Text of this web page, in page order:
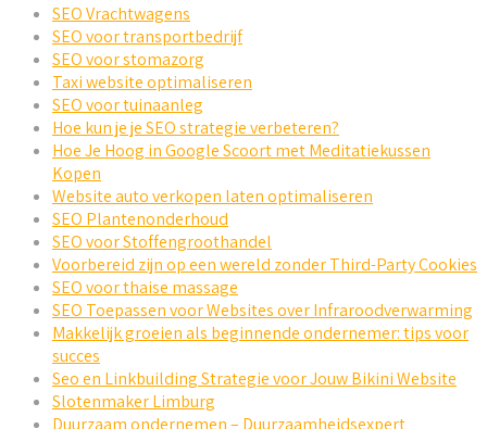
SEO Vrachtwagens
SEO voor transportbedrijf
SEO voor stomazorg
Taxi website optimaliseren
SEO voor tuinaanleg
Hoe kun je je SEO strategie verbeteren?
Hoe Je Hoog in Google Scoort met Meditatiekussen
Kopen
Website auto verkopen laten optimaliseren
SEO Plantenonderhoud
SEO voor Stoffengroothandel
Voorbereid zijn op een wereld zonder Third-Party Cookies
SEO voor thaise massage
SEO Toepassen voor Websites over Infraroodverwarming
Makkelijk groeien als beginnende ondernemer: tips voor
succes
Seo en Linkbuilding Strategie voor Jouw Bikini Website
Slotenmaker Limburg
Duurzaam ondernemen – Duurzaamheidsexpert